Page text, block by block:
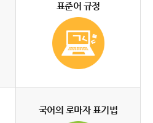
표준어 규정
국어의 로마자 표기법